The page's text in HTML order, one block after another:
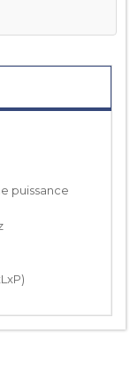
puissance